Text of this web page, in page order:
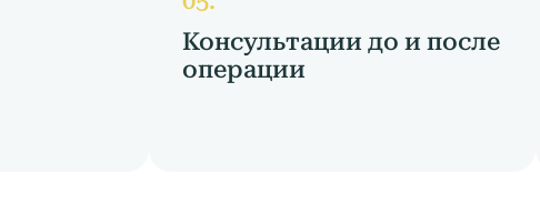
Консультации до и после
операции